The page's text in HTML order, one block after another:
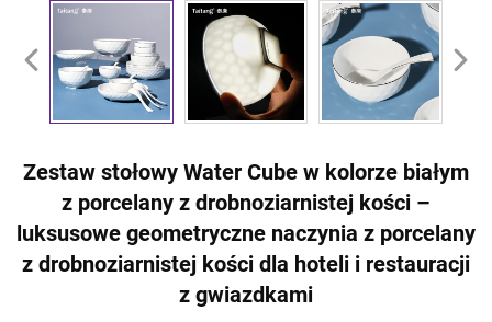
Zestaw stołowy Water Cube w kolorze białym
z porcelany z drobnoziarnistej kości –
luksusowe geometryczne naczynia z porcelany
z drobnoziarnistej kości dla hoteli i restauracji
z gwiazdkami